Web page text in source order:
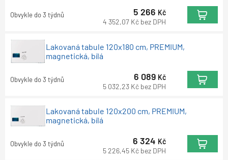
Obvykle do 3 týdnů 5 266 Kč
4 352,07 Kč bez DPH
Lakovaná tabule 120x180 cm, PREMIUM,
magnetická, bílá
Obvykle do 3 týdnů 6 089 Kč
5 032,23 Kč bez DPH
Lakovaná tabule 120x200 cm, PREMIUM,
magnetická, bílá
Obvykle do 3 týdnů 6 324 Kč
5 226,45 Kč bez DPH